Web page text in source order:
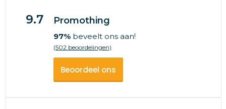
9.7 Promothing
97%beveelt ons aan!
(502 beoordelingen)
Beoordeel ons